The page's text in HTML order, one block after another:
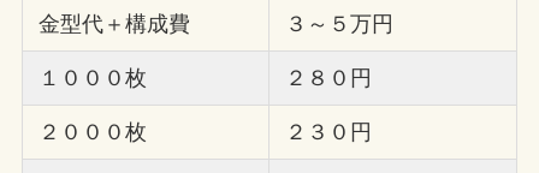
金型代＋構成費 ３～５万円
１０００枚 ２８０円
２０００枚 ２３０円